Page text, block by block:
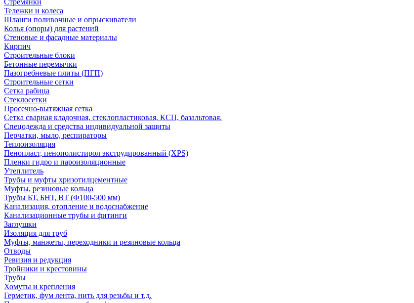
Стремянки
Тележки и колеса
Шланги поливочные и опрыскиватели
Колья (опоры) для растений
Стеновые и фасадные материалы
Кирпич
Строительные блоки
Бетонные перемычки
Пазогребневые плиты (ПГП)
Строительные сетки
Сетка рабица
Стеклосетки
Просечно-вытяжная сетка
Сетка сварная кладочная, стеклопластиковая, КСП, базальтовая.
Спецодежда и средства индивидуальной защиты
Перчатки, мыло, респираторы
Теплоизоляция
Пенопласт, пенополистирол экструдированный (XPS)
Пленки гидро и пароизоляционные
Утеплитель
Трубы и муфты хризотилцементные
Муфты, резиновые кольца
Трубы БТ, БНТ, ВТ (Ф100-500 мм)
Канализация, отопление и водоснабжение
Канализационные трубы и фитинги
Заглушки
Изоляция для труб
Муфты, манжеты, переходники и резиновые кольца
Отводы
Ревизия и редукция
Тройники и крестовины
Трубы
Хомуты и крепления
Герметик, фум лента, нить для резьбы и т.д.